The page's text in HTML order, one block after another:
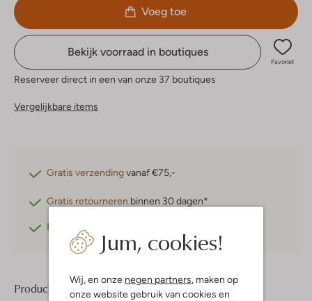
Jum, cookies!
Wij, en onze negen partners, maken op
onze website gebruik van cookies en
Voeg toe
Bekijk voorraad in boutiques
Favoriet
Reserveer direct in een van onze 37 boutiques
Vergelijkbare items
Gratis verzendingvanaf €75,-
Gratis retourneren binnen 30 dagen*
Betaal achteraf
Product informatie